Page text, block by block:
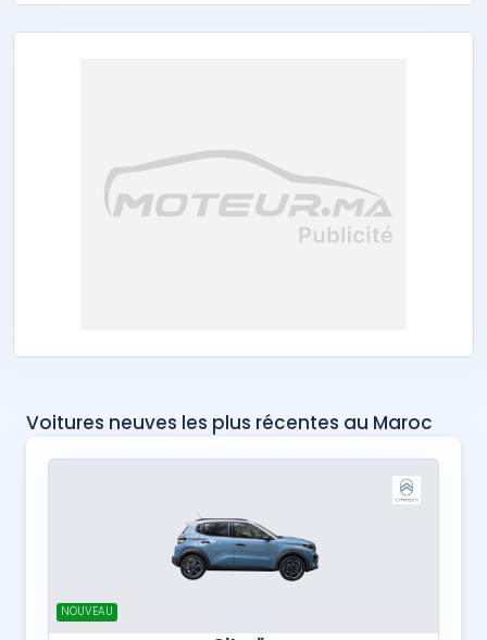
Voitures neuves les plus récentes au Maroc
NOUVEAU